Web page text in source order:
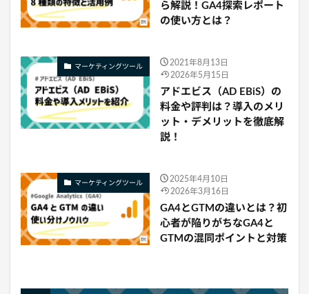
ら解説！GA4探索レポート
の使い方とは？
マーケティングツール
2021年8月13日
2026年5月15日
アドエビス（AD EBiS）の
料金や評判は？導入のメリ
ット・デメリットを徹底解
説！
マーケティングツール
2025年4月10日
2026年3月16日
GA4とGTMの違いとは？初
心者が陥りがちなGA4と
GTMの混同ポイントと対策